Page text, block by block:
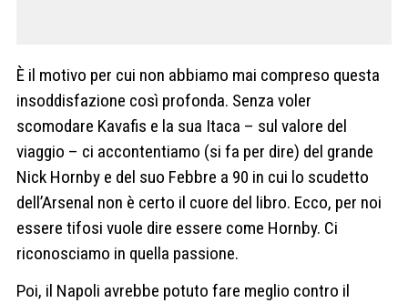
È il motivo per cui non abbiamo mai compreso questa
insoddisfazione così profonda. Senza voler
scomodare Kavafis e la sua Itaca – sul valore del
viaggio – ci accontentiamo (si fa per dire) del grande
Nick Hornby e del suo Febbre a 90 in cui lo scudetto
dell’Arsenal non è certo il cuore del libro. Ecco, per noi
essere tifosi vuole dire essere come Hornby. Ci
riconosciamo in quella passione.
Poi, il Napoli avrebbe potuto fare meglio contro il